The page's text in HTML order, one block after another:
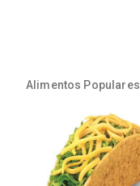
Alimentos Populares